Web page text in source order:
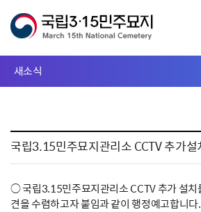
새소식
국립3.15민주묘지관리소 CCTV 추가
○ 국립3.15민주묘지관리소 CCTV 추가 설치
견을 수렴하고자 붙임과 같이 행정예고합니다.